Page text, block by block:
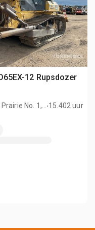
12 Rupsdozer
No. 1,
.15.402 uur